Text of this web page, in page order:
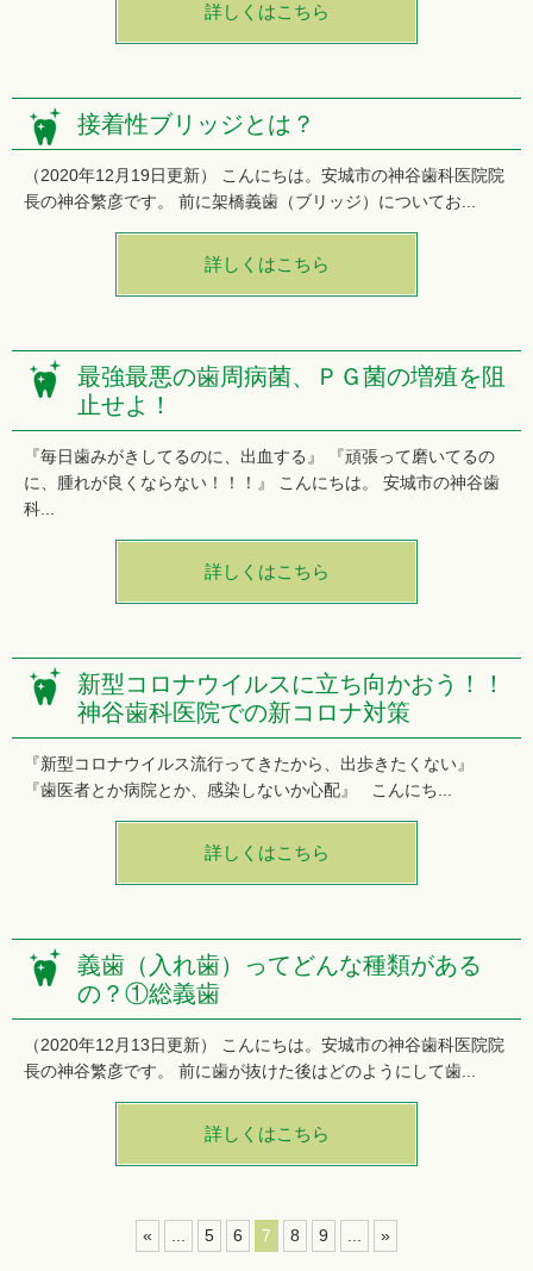
詳しくはこちら
接着性ブリッジとは？
（2020年12月19日更新） こんにちは。安城市の神谷歯科医院院
長の神谷繁彦です。 前に架橋義歯（ブリッジ）についてお...
詳しくはこちら
最強最悪の歯周病菌、ＰＧ菌の増殖を阻
止せよ！
『毎日歯みがきしてるのに、出血する』 『頑張って磨いてるの
に、腫れが良くならない！！！』 こんにちは。 安城市の神谷歯
科...
詳しくはこちら
新型コロナウイルスに立ち向かおう！！
神谷歯科医院での新コロナ対策
『新型コロナウイルス流行ってきたから、出歩きたくない』
『歯医者とか病院とか、感染しないか心配』 こんにち...
詳しくはこちら
義歯（入れ歯）ってどんな種類がある
の？①総義歯
（2020年12月13日更新） こんにちは。安城市の神谷歯科医院院
長の神谷繁彦です。 前に歯が抜けた後はどのようにして歯...
詳しくはこちら
« 5 6 7 8 9 »